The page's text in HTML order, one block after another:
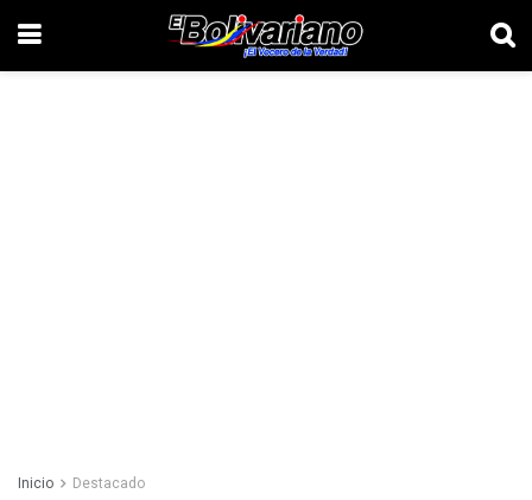
Inicio Destacado